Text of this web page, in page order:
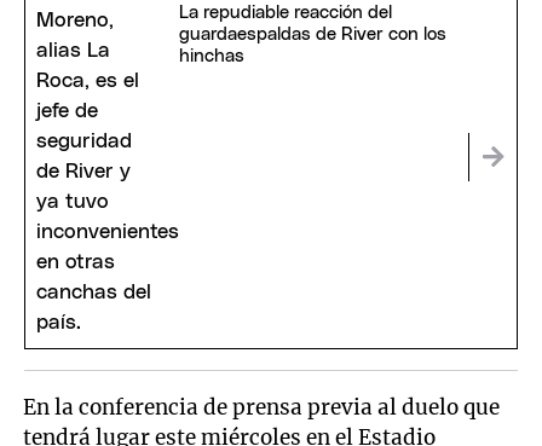
La repudiable reacción del
guardaespaldas de River con los
hinchas
En la conferencia de prensa previa al duelo que
tendrá lugar este miércoles en el Estadio